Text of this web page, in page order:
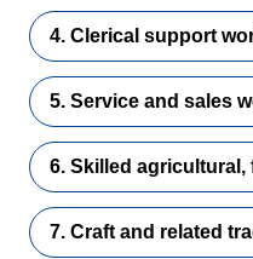
4. Clerical support
5. Service and sales
7. Craft and related